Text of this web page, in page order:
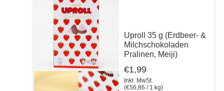
Uproll 35 g (Erdbeer- &
Milchschokoladen
Pralinen, Meiji)
€1,99
Inkl. MwSt.
(€56,86 / 1 kg)